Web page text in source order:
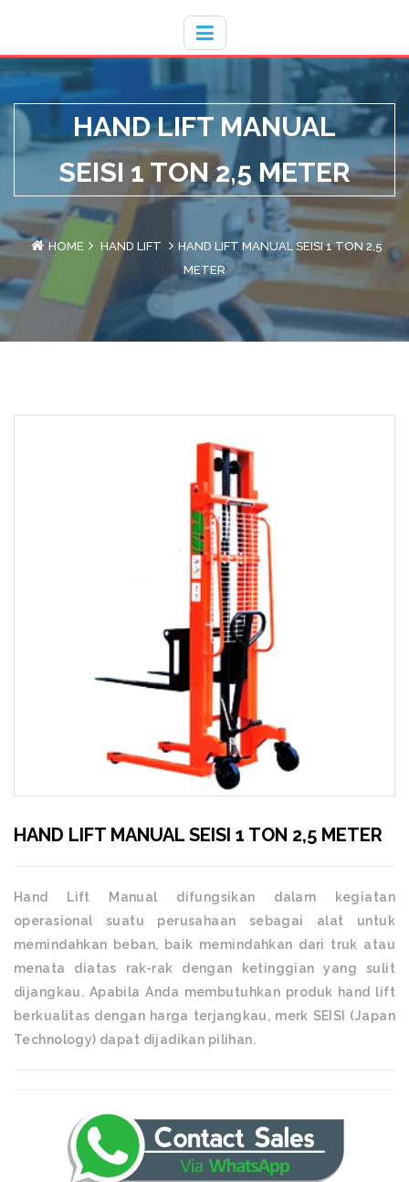
HAND LIFT MANUAL
SEISI 1 TON 2,5 METER
HOME HAND LIFT
HAND LIFT MANUAL SEISI 1 TON 2,5
METER
HAND LIFT MANUAL SEISI 1 TON 2,5 METER
Hand Lift Manual difungsikan dalam kegiatan
operasional suatu perusahaan sebagai alat untuk
memindahkan beban, baik memindahkan dari truk atau
menata diatas rak-rak dengan ketinggian yang sulit
dijangkau. Apabila Anda membutuhkan produk hand lift
berkualitas dengan harga terjangkau, merk SEISI (Japan
Technology) dapat dijadikan pilihan.